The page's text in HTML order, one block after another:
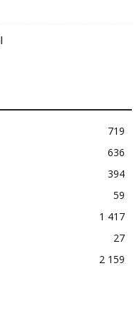
719
636
394
59
1 417
27
2 159